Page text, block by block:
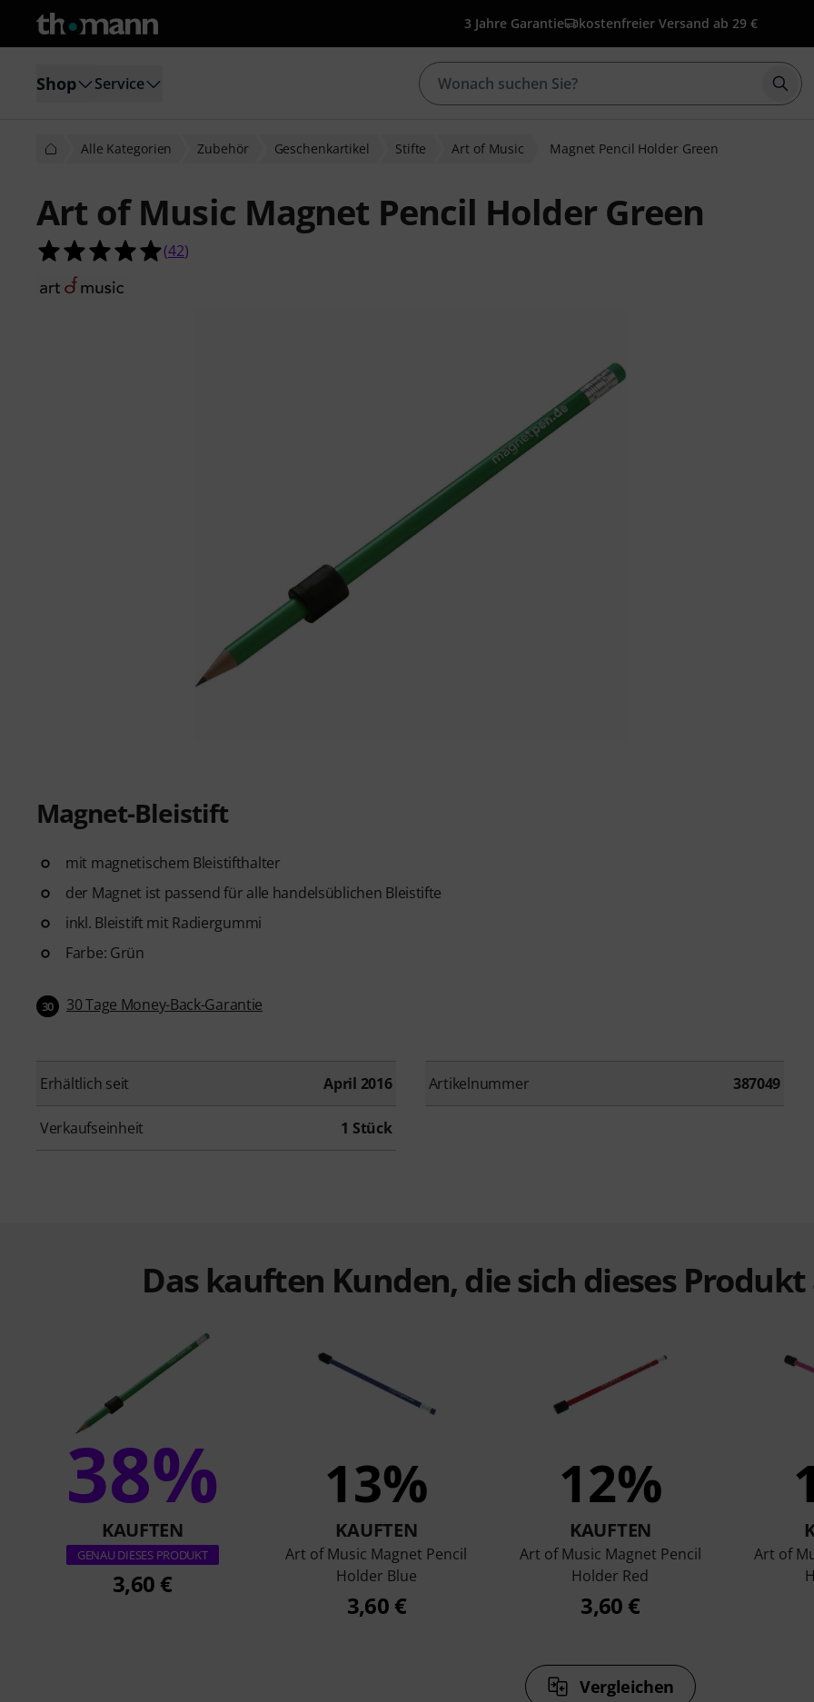
3 Jahre Garantie kostenfreier Versand ab 29 €
Shop Service
Alle Kategorien Zubehör Geschenkartikel Stifte Art of Music Magnet Pencil Holder Green
Art of Music Magnet Pencil Holder Green
5.0 von 5 Sternen aus 42 Kundenbewertungen
(42)
Magnet-Bleistift
mit magnetischem Bleistifthalter
der Magnet ist passend für alle handelsüblichen Bleistifte
inkl. Bleistift mit Radiergummi
Farbe: Grün
30 30 Tage Money-Back-Garantie
Erhältlich seit April 2016 Artikelnummer 387049
Verkaufseinheit 1 Stück
Das kauften Kunden, die sich dieses
38%
KAUFTEN
GENAU DIESES PRODUKT
3,60 €
13%
KAUFTEN
Art of Music Magnet Pencil
Holder Blue
3,60 €
12%
KAUFTEN
Art of Music Magnet Pencil
Holder Red
3,60 €
Art of
Vergleichen